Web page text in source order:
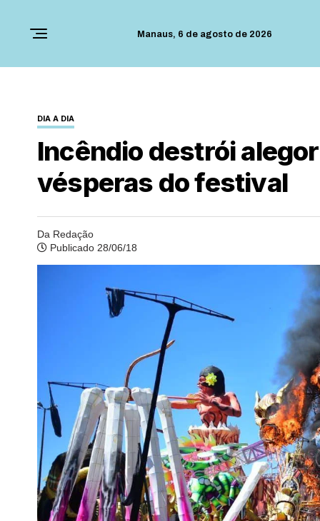
Manaus, 6 de agosto de 2026
DIA A DIA
Incêndio destrói
vésperas do festival
Da Redação
Publicado 28/06/18